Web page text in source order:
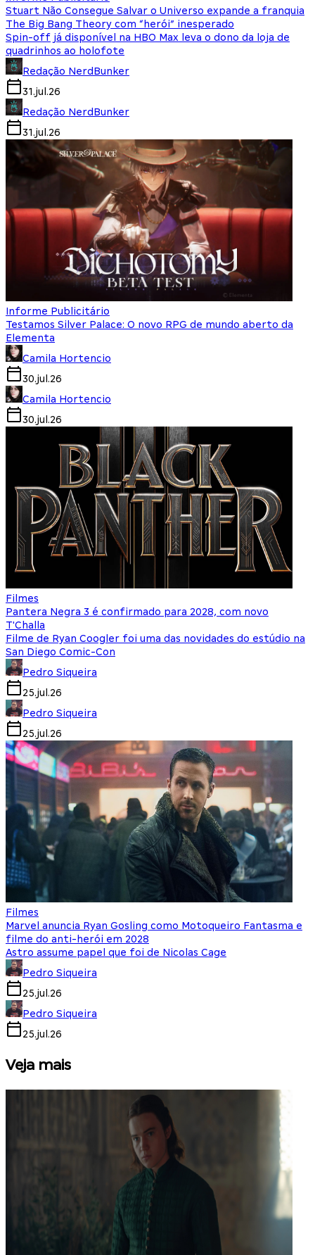
Stuart Não Consegue Salvar o Universo expande a franquia
The Big Bang Theory com “herói” inesperado
Spin-off já disponível na HBO Max leva o dono da loja de
quadrinhos ao holofote
Redação NerdBunker
31.jul.26
Redação NerdBunker
31.jul.26
Informe Publicitário
Testamos Silver Palace: O novo RPG de mundo aberto da
Elementa
Camila Hortencio
30.jul.26
Camila Hortencio
30.jul.26
Filmes
Pantera Negra 3 é confirmado para 2028, com novo
T'Challa
Filme de Ryan Coogler foi uma das novidades do estúdio na
San Diego Comic-Con
Pedro Siqueira
25.jul.26
Pedro Siqueira
25.jul.26
Filmes
Marvel anuncia Ryan Gosling como Motoqueiro Fantasma e
filme do anti-herói em 2028
Astro assume papel que foi de Nicolas Cage
Pedro Siqueira
25.jul.26
Pedro Siqueira
25.jul.26
Veja mais